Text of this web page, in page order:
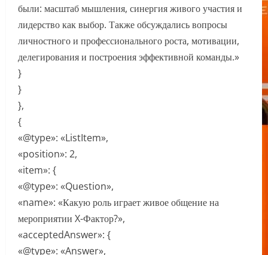
были: масштаб мышления, синергия живого участия и
лидерство как выбор. Также обсуждались вопросы
личностного и профессионального роста, мотивации,
делегирования и построения эффективной команды.»
}
}
},
{
«@type»: «ListItem»,
«position»: 2,
«item»: {
«@type»: «Question»,
«name»: «Какую роль играет живое общение на
мероприятии X-Фактор?»,
«acceptedAnswer»: {
«@type»: «Answer»,